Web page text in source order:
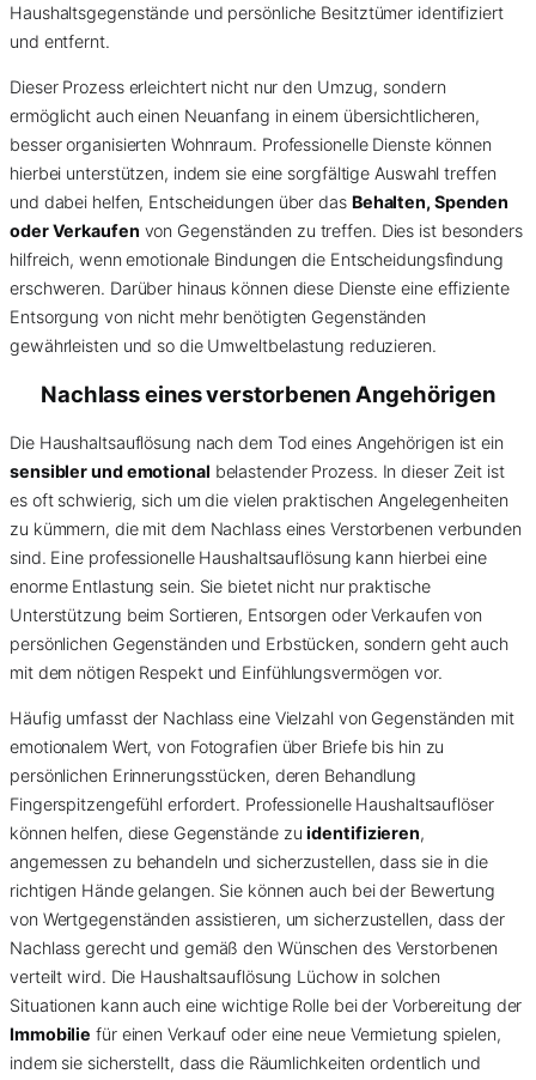
Haushaltsgegenstände und persönliche Besitztümer identifiziert
und entfernt.
Dieser Prozess erleichtert nicht nur den Umzug, sondern
ermöglicht auch einen Neuanfang in einem übersichtlicheren,
besser organisierten Wohnraum. Professionelle Dienste können
hierbei unterstützen, indem sie eine sorgfältige Auswahl treffen
und dabei helfen, Entscheidungen über das Behalten, Spenden
oder Verkaufen von Gegenständen zu treffen. Dies ist besonders
hilfreich, wenn emotionale Bindungen die Entscheidungsfindung
erschweren. Darüber hinaus können diese Dienste eine effiziente
Entsorgung von nicht mehr benötigten Gegenständen
gewährleisten und so die Umweltbelastung reduzieren.
Nachlass eines verstorbenen Angehörigen
Die Haushaltsauflösung nach dem Tod eines Angehörigen ist ein
sensibler und emotional belastender Prozess. In dieser Zeit ist
es oft schwierig, sich um die vielen praktischen Angelegenheiten
zu kümmern, die mit dem Nachlass eines Verstorbenen verbunden
sind. Eine professionelle Haushaltsauflösung kann hierbei eine
enorme Entlastung sein. Sie bietet nicht nur praktische
Unterstützung beim Sortieren, Entsorgen oder Verkaufen von
persönlichen Gegenständen und Erbstücken, sondern geht auch
mit dem nötigen Respekt und Einfühlungsvermögen vor.
Häufig umfasst der Nachlass eine Vielzahl von Gegenständen mit
emotionalem Wert, von Fotografien über Briefe bis hin zu
persönlichen Erinnerungsstücken, deren Behandlung
Fingerspitzengefühl erfordert. Professionelle Haushaltsauflöser
können helfen, diese Gegenstände zuidentifizieren,
angemessen zu behandeln und sicherzustellen, dass sie in die
richtigen Hände gelangen. Sie können auch bei der Bewertung
von Wertgegenständen assistieren, um sicherzustellen, dass der
Nachlass gerecht und gemäß den Wünschen des Verstorbenen
verteilt wird. Die Haushaltsauflösung Lüchow in solchen
Situationen kann auch eine wichtige Rolle bei der Vorbereitung der
Immobilie für einen Verkauf oder eine neue Vermietung spielen,
indem sie sicherstellt, dass die Räumlichkeiten ordentlich und